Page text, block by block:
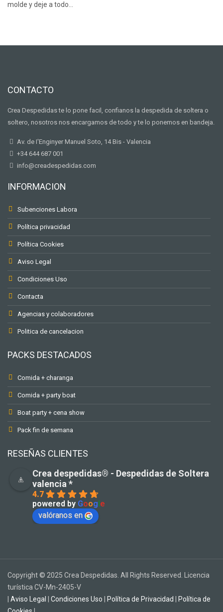
molde y deje a todo…
CONTACTO
Crea Despedidas te lo pone facil, confianos la despedida de soltera o
soltero, nosotros nos encargamos de todo y te lo ponemos en bandeja.
Av. de I'Enginyer Manuel Soto, 14 Bis - Valencia
+34 644 687 001
info@creadespedidas.com
INFORMACION
Subenciones Labora
Política privacidad
Política Cookies
Aviso Legal
Condiciones Uso
Contacta
Agencias y colaboradores
Politica de cancelacion
PACKS DESTACADOS
Comida + charanga
Comida + party boat
Boat party + cena show
Pack fin de semana
RESEÑAS CLIENTES
Crea despedidas®️ - Despedidas de Soltera
valencia *
4.7
powered by Google
valóranos en
Copyright © 2025 Crea Despedidas. All Rights Reserved. Licencia
turística CV-Mn-2405-V
Aviso Legal Condiciones Uso Política de Privacidad
Política de